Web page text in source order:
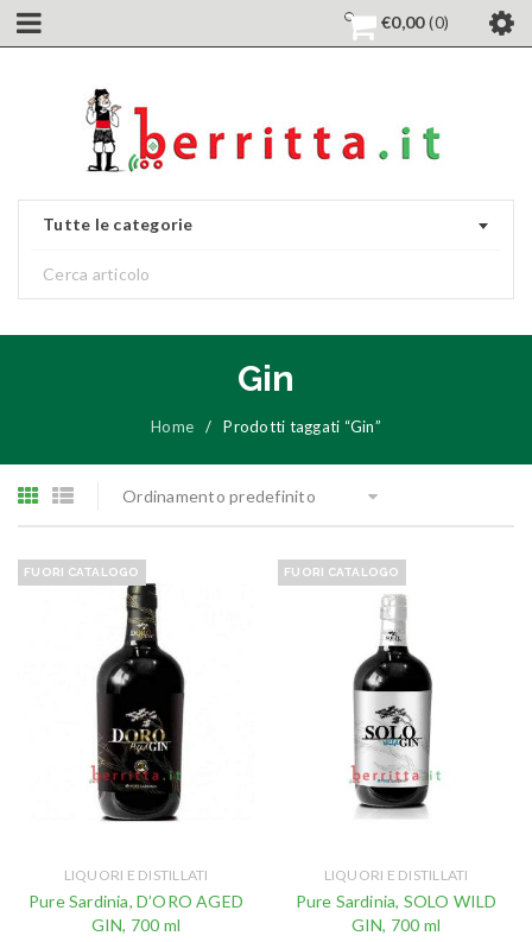
€0,00 0
Tutte le categorie
Gin
Home / Prodotti taggati “Gin”
Ordinamento predefinito
FUORI CATALOGO
LIQUORI E DISTILLATI
Pure Sardinia, D’ORO AGED
GIN, 700 ml
FUORI CATALOGO
LIQUORI E DISTILLATI
Pure Sardinia, SOLO WILD
GIN, 700 ml